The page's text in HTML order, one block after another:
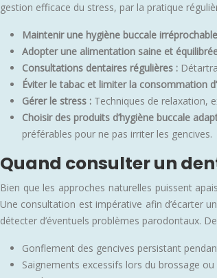
gestion efficace du stress, par la pratique
Maintenir une hygiène buccale
Adopter une alimentation saine et
Consultations dentaires régulières :
Éviter le tabac et limiter la consommation
Gérer le stress : Techniques de relaxation,
Choisir des produits d’hygiène buccale
préférables pour ne pas irriter les gencives.
Quand consulter un
Bien que les approches naturelles puissent
Une consultation est impérative afin d’écarter
détecter d’éventuels problèmes parodontaux.
Gonflement des gencives persistant
Saignements excessifs lors du brossage